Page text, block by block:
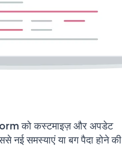
को कस्टमाइज़ और अपडेट
समस्याएं या बग पैदा होने की